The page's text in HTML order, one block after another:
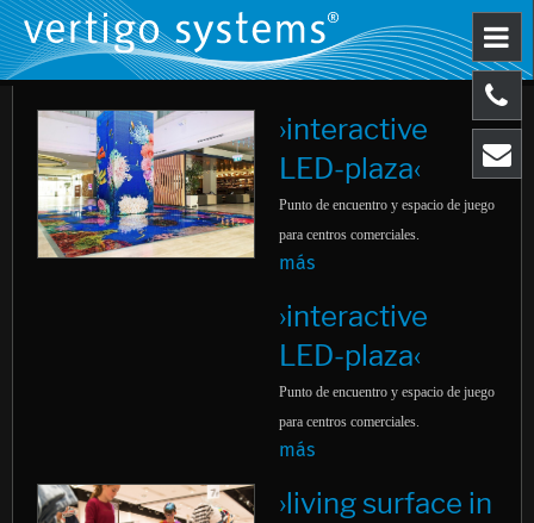
›interactive
LED-plaza‹
Punto de encuentro y espacio de juego
para centros comerciales.
más
›interactive
LED-plaza‹
Punto de encuentro y espacio de juego
para centros comerciales.
más
›living surface in